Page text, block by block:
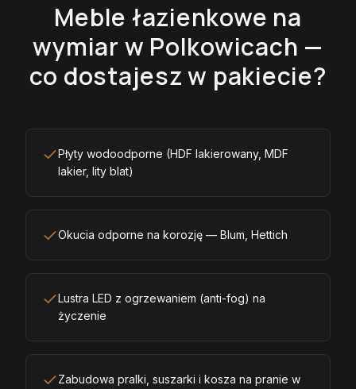
Meble łazienkowe na
wymiar w Polkowicach —
co dostajesz w pakiecie?
Płyty wodoodporne (HDF lakierowany, MDF
lakier, lity blat)
Okucia odporne na korozję — Blum, Hettich
Lustra LED z ogrzewaniem (anti-fog) na
życzenie
Zabudowa pralki, suszarki i kosza na pranie w